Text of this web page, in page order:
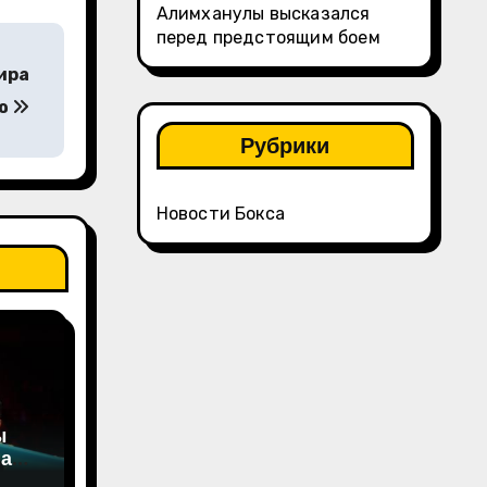
Алимханулы высказался
перед предстоящим боем
Рубрики
Новости Бокса